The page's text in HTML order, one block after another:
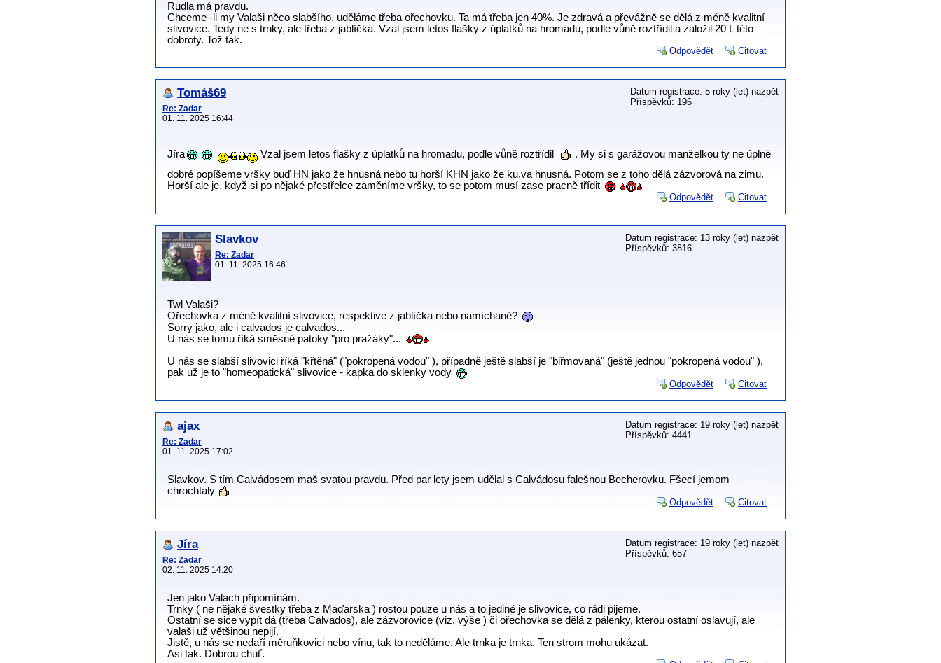
Rudla má pravdu.
Chceme -li my Valaši něco slabšího, uděláme třeba ořechovku. Ta má třeba jen 40%. Je zdravá a převážně se dělá z méně kvalitní
slivovice. Tedy ne s trnky, ale třeba z jablíčka. Vzal jsem letos flašky z úplatků na hromadu, podle vůně roztřídil a založil 20 L této
dobroty. Tož tak.
Odpovědět Citovat
Tomáš69
Re: Zadar
01. 11. 2025 16:44
Datum registrace: 5 roky (let) nazpět
Příspěvků: 196
Jíra Vzal jsem letos flašky z úplatků na hromadu, podle vůně roztřídil
. My si s garážovou manželkou ty ne úplně
dobré popíšeme vršky buď HN jako že hnusná nebo tu horší KHN jako že ku.va hnusná. Potom se z toho dělá zázvorová na zimu.
Horší ale je, když si po nějaké přestřelce zaměníme vršky, to se potom musí zase pracně třídit
Odpovědět Citovat
Slavkov
Re: Zadar
01. 11. 2025 16:46
Datum registrace: 13 roky (let) nazpět
Příspěvků: 3816
Twl Valaši?
Ořechovka z méně kvalitní slivovice, respektive z jablíčka nebo namíchané?
Sorry jako, ale i calvados je calvados...
U nás se tomu říká směsné patoky "pro pražáky"...
U nás se slabší slivovici říká "křtěná" ("pokropená vodou" ), případně ještě slabší je "biřmovaná" (ještě jednou "pokropená vodou" ),
pak už je to "homeopatická" slivovice - kapka do sklenky vody
Odpovědět Citovat
ajax
Re: Zadar
01. 11. 2025 17:02
Datum registrace: 19 roky (let) nazpět
Příspěvků: 4441
Slavkov. S tím Calvádosem maš svatou pravdu. Před par lety jsem udělal s Calvádosu falešnou Becherovku. Fšecí jemom
chrochtaly
Odpovědět Citovat
Jíra
Re: Zadar
02. 11. 2025 14:20
Datum registrace: 19 roky (let) nazpět
Příspěvků: 657
Jen jako Valach připomínám.
Trnky ( ne nějaké švestky třeba z Maďarska ) rostou pouze u nás a to jediné je slivovice, co rádi pijeme.
Ostatní se sice vypít dá (třeba Calvados), ale zázvorovice (viz. výše ) či ořechovka se dělá z pálenky, kterou ostatní oslavují, ale
valaši už většinou nepijí.
Jistě, u nás se nedaří měruňkovici nebo vínu, tak to neděláme. Ale trnka je trnka. Ten strom mohu ukázat.
Asi tak. Dobrou chuť.